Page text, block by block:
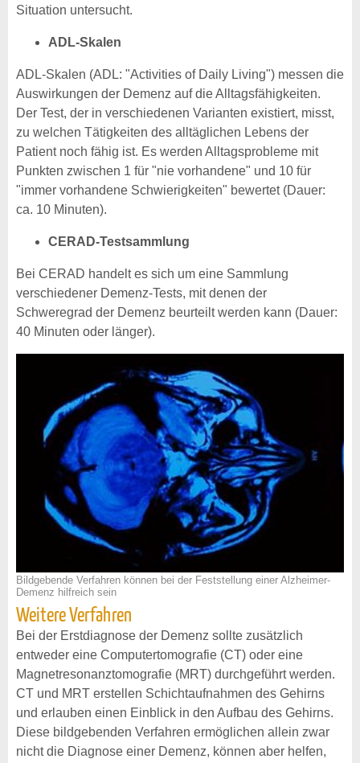
Situation untersucht.
ADL-Skalen
ADL-Skalen (ADL: "Activities of Daily Living") messen die
Auswirkungen der Demenz auf die Alltagsfähigkeiten.
Der Test, der in verschiedenen Varianten existiert, misst,
zu welchen Tätigkeiten des alltäglichen Lebens der
Patient noch fähig ist. Es werden Alltagsprobleme mit
Punkten zwischen 1 für "nie vorhandene" und 10 für
"immer vorhandene Schwierigkeiten" bewertet (Dauer:
ca. 10 Minuten).
CERAD-Testsammlung
Bei CERAD handelt es sich um eine Sammlung
verschiedener Demenz-Tests, mit denen der
Schweregrad der Demenz beurteilt werden kann (Dauer:
40 Minuten oder länger).
Bildgebende Verfahren können bei der Feststellung einer Alzheimer-
Demenz hilfreich sein
Weitere Verfahren
Bei der Erstdiagnose der Demenz sollte zusätzlich
entweder eine Computertomografie (CT) oder eine
Magnetresonanztomografie (MRT) durchgeführt werden.
CT und MRT erstellen Schichtaufnahmen des Gehirns
und erlauben einen Einblick in den Aufbau des Gehirns.
Diese bildgebenden Verfahren ermöglichen allein zwar
nicht die Diagnose einer Demenz, können aber helfen,